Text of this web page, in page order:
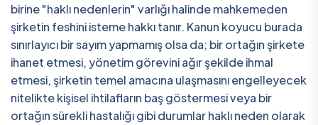
birine "haklı nedenlerin" varlığı halinde mahkemeden
şirketin feshini isteme hakkı tanır. Kanun koyucu burada
sınırlayıcı bir sayım yapmamış olsa da; bir ortağın şirkete
ihanet etmesi, yönetim görevini ağır şekilde ihmal
etmesi, şirketin temel amacına ulaşmasını engelleyecek
nitelikte kişisel ihtilafların baş göstermesi veya bir
ortağın sürekli hastalığı gibi durumlar haklı neden olarak